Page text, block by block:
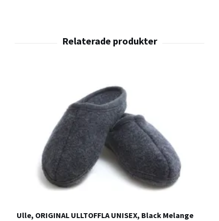
Ulle, ORIGINAL ULLTOFFLA UNISEX, Black Melange